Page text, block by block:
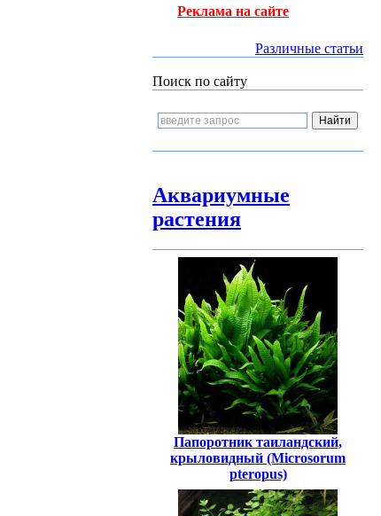
Реклама на сайте
Различные статьи
Поиск по сайту
Аквариумные
растения
Папоротник таиландский,
крыловидный (Microsorum
pteropus)